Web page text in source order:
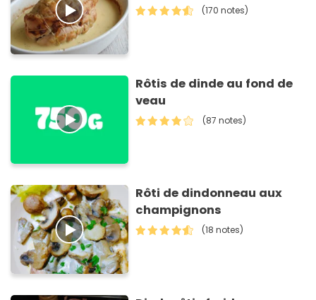
(170 notes)
Rôtis de dinde au fond de
veau
(87 notes)
Rôti de dindonneau aux
champignons
(18 notes)